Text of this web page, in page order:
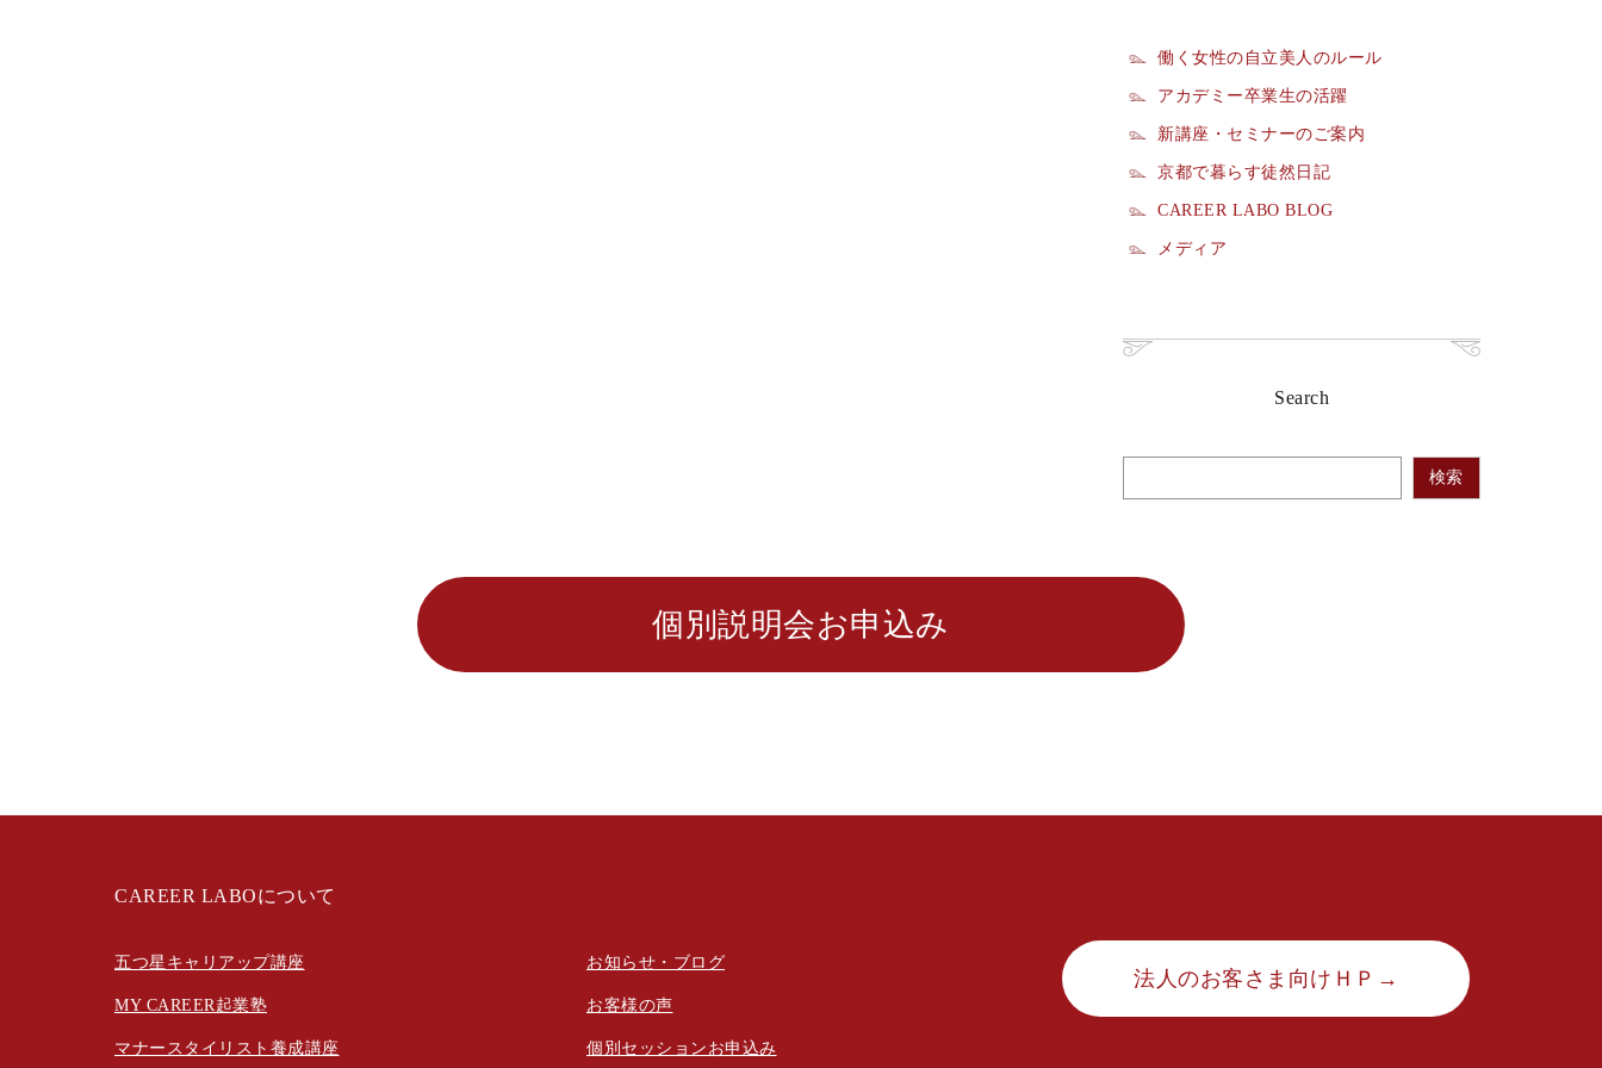
働く女性の自立美人のルール
アカデミー卒業生の活躍
新講座・セミナーのご案内
京都で暮らす徒然日記
CAREER LABO BLOG
メディア
Search
検索
個別説明会お申込み
CAREER LABOについて
五つ星キャリアップ講座
MY CAREER起業塾
マナースタイリスト養成講座
お知らせ・ブログ
お客様の声
個別セッションお申込み
法人のお客さま向けＨＰ→